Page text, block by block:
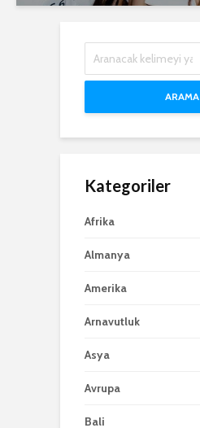
ARAMA
Kategoriler
Afrika
Almanya
Amerika
Arnavutluk
Asya
Avrupa
Bali